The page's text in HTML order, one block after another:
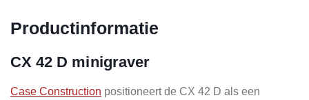
Productinformatie
CX 42 D minigraver
Case Construction positioneert de CX 42 D als een